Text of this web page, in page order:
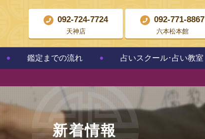
092-724-7724
天神店
092-771-8867
六本松本館
鑑定までの流れ 占いスクール･占い教室
新着情報